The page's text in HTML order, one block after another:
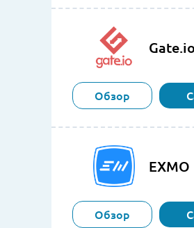
Gate.io
Обзор
EXMO
Обзор